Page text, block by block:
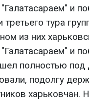
и
третьего тура
из них
и
полностью под
подолгу
харьковчан.